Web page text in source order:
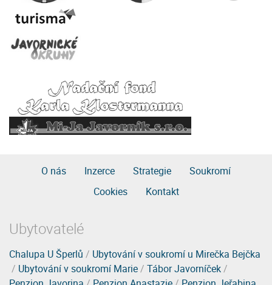
O nás Inzerce Strategie
Soukromí
Cookies
Kontakt
Ubytovatelé
Chalupa U Šperlů / Ubytování v soukromí u Mirečka Bejčka
/ Ubytování v soukromí Marie/ Tábor Javorníček/